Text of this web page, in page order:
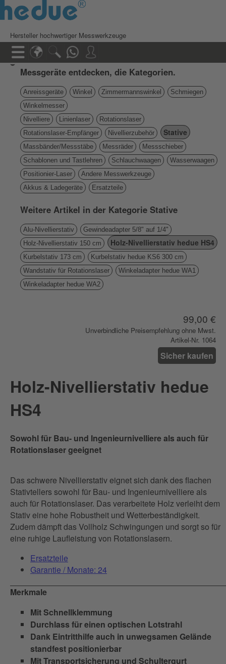
Hersteller hochwertiger Messwerkzeuge
Messgeräte entdecken, die Kategorien.
Anreissgeräte Winkel Zimmermannswinkel
Schmiegen
Winkelmesser
Nivelliere
Linienlaser
Rotationslaser
Rotationslaser-Empfänger
Nivellierzubehör Stative
Massbänder/Messstäbe Messräder
Messschieber
Schablonen und Tastlehren
Schlauchwaagen
Wasserwaagen
Positionier-Laser
Andere Messwerkzeuge
Akkus & Ladegeräte
Ersatzteile
Weitere Artikel in der Kategorie Stative
Alu-Nivellierstativ
Gewindeadapter 5/8" auf 1/4"
Holz-Nivellierstativ 150 cm
Holz-Nivellierstativ hedue HS4
Kurbelstativ 173 cm
Kurbelstativ hedue KS6 300 cm
Wandstativ für Rotationslaser
Winkeladapter hedue WA1
Winkeladapter hedue WA2
99,00 €
Unverbindliche Preisempfehlung ohne Mwst.
Artikel-Nr. 1064
Sicher kaufen
Holz-Nivellierstativ hedue
HS4
Sowohl für Bau- und Ingenieurnivelliere als auch für
Rotationslaser geeignet
Das schwere Nivellierstativ eignet sich dank des flachen
Stativtellers sowohl für Bau- und Ingenieurnivelliere als
auch für Rotationslaser. Das verarbeitete Holz verleiht dem
Stativ eine hohe Robustheit und Wetterbeständigkeit.
Zudem dämpft das Vollholz Schwingungen und sorgt so für
eine ruhige Laufleistung von Rotationslasern.
Ersatzteile
Garantie / Monate: 24
Merkmale
Mit Schnellklemmung
Durchlass für einen optischen Lotstrahl
Dank Eintritthilfe auch in unwegsamen Gelände
standfest positionierbar
Mit Transportsicherung und Schultergurt